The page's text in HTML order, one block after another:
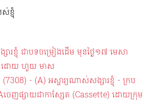
ខ្ញុំ
ារខ្ញុំ ជាបទចម្រៀងដើម មុនថ្ងៃ១៧ មេសា
ដោយ ហួយ មាស
- (A) អស្ចារ្យណាស់សង្សារខ្ញុំ - ក្រប
េញផ្សាយជាកាស្សែត (Cassette) ដោយក្រុម